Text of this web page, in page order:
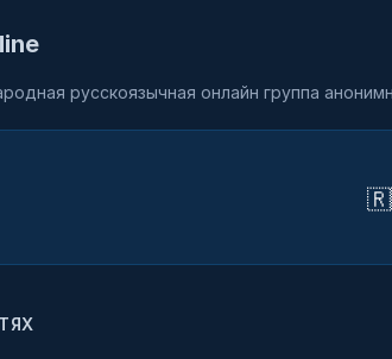
русскоязычная онлайн группа